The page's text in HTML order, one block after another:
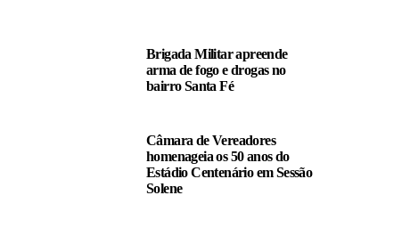
Brigada Militar apreende
arma de fogo e drogas no
bairro Santa Fé
Câmara de Vereadores
homenageia os 50 anos do
Estádio Centenário em Sessão
Solene